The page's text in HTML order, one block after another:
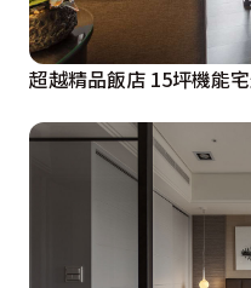
超越精品飯店 15坪機能